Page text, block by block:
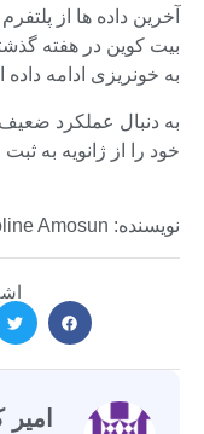
بیت کوین در هفته
به خونریزی ادامه داده
خود را از ژانویه به
نویسنده: Caroline Amosun